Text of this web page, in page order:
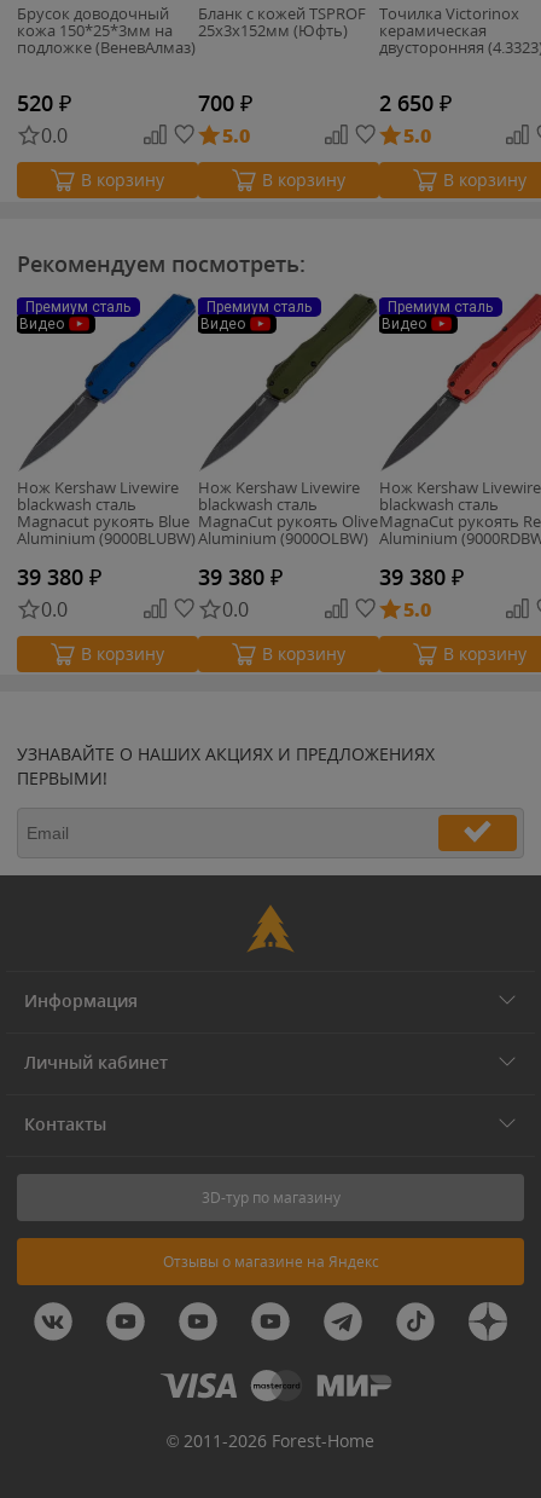
Брусок доводочный
кожа 150*25*3мм на
подложке (ВеневАлмаз)
520 ₽
0.0
В корзину
Бланк с кожей TSPROF
25х3х152мм (Юфть)
700 ₽
5.0
В корзину
Точилка Victorinox
керамическая
двусторонняя
2 650 ₽
5.0
В корзину
Рекомендуем посмотреть:
Премиум сталь
Видео
Нож Kershaw Livewire
blackwash сталь
Magnacut рукоять Blue
Aluminium (9000BLUBW)
39 380 ₽
0.0
В корзину
Премиум сталь
Видео
Нож Kershaw Livewire
blackwash сталь
MagnaCut рукоять Olive
Aluminium (9000OLBW)
39 380 ₽
0.0
В корзину
Премиум сталь
Видео
Нож Kershaw Livewire
blackwash сталь
MagnaCut рукоять
Aluminium
39 380 ₽
5.0
В корзину
УЗНАВАЙТЕ О НАШИХ АКЦИЯХ И ПРЕДЛОЖЕНИЯХ
ПЕРВЫМИ!
Информация
Личный кабинет
Контакты
3D-тур по магазину
Отзывы о магазине на Яндекс
© 2011-2026 Forest-Home